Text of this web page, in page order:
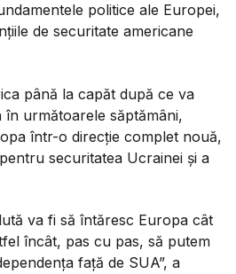
politice ale Europei,
de securitate americane
până la capăt după ce va
următoarele săptămâni,
într-o direcție complet nouă,
securitatea Ucrainei și a
va fi să întăresc Europa cât
încât, pas cu pas, să putem
față de SUA”, a